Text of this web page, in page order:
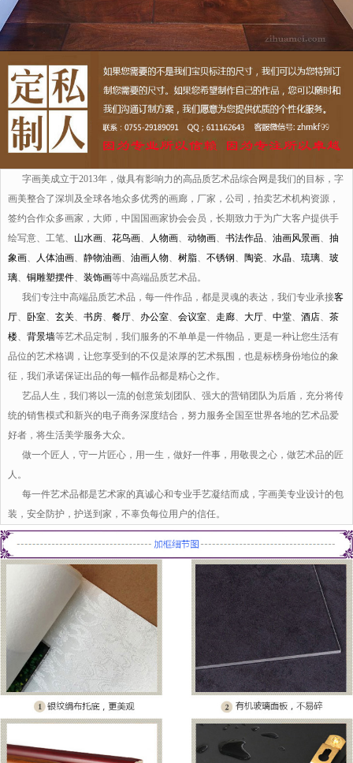
字画美成立于2013年，做具有影响力的高品质艺术品综合网是我们的目标，字
画美整合了深圳及全球各地众多优秀的画廊，厂家，公司，拍卖艺术机构资源，
签约合作众多画家，大师，中国国画家协会会员，长期致力于为广大客户提供手
绘写意、工笔、 山水画、 花鸟画、 人物画、 动物画、 书法作品、 油画风景画、 抽
象画、 人体油画、 静物油画、 油画人物、 树脂、 不锈钢、 陶瓷、 水晶、 琉璃、 玻
璃、 铜雕塑摆件、 装饰画等中高端品质艺术品。
我们专注中高端品质艺术品，每一件作品，都是灵魂的表达，我们专业承接客
厅、 卧室、 玄关、 书房、 餐厅、 办公室、 会议室、 走廊、 大厅、 中堂、 酒店、 茶
楼、 背景墙等艺术品定制，我们服务的不单单是一件物品，更是一种让您生活有
品位的艺术格调，让您享受到的不仅是浓厚的艺术氛围，也是标榜身份地位的象
征，我们承诺保证出品的每一幅作品都是精心之作。
艺品人生，我们将以一流的创意策划团队、强大的营销团队为后盾，充分将传
统的销售模式和新兴的电子商务深度结合，努力服务全国至世界各地的艺术品爱
好者，将生活美学服务大众。
做一个匠人，守一片匠心，用一生，做好一件事，用敬畏之心，做艺术品的匠
人。
每一件艺术品都是艺术家的真诚心和专业手艺凝结而成，字画美专业设计的包
装，安全防护，护送到家，不辜负每位用户的信任。